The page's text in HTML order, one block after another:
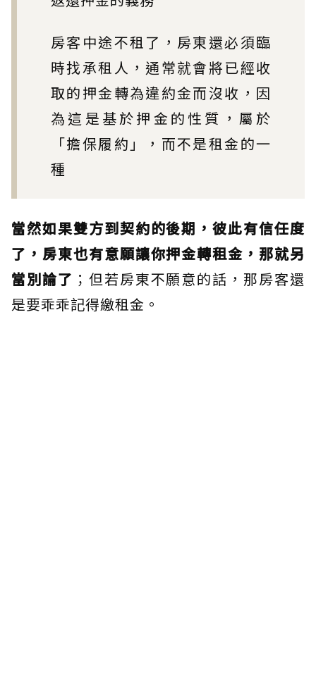
房客中途不租了，房東還必須臨
時找承租人，通常就會將已經收
取的押金轉為違約金而沒收，因
為這是基於押金的性質，屬於
「擔保履約」，而不是租金的一
種
當然如果雙方到契約的後期，彼此有信任度
了，房東也有意願讓你押金轉租金，那就另
當別論了 ；但若房東不願意的話，那房客還
是要乖乖記得繳租金。